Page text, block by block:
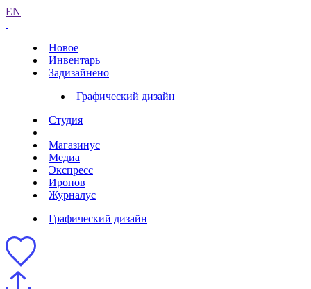
EN
Новое
Инвентарь
Задизайнено
Графический дизайн
Студия
Магазинус
Медиа
Экспресс
Иронов
Журналус
Графический дизайн